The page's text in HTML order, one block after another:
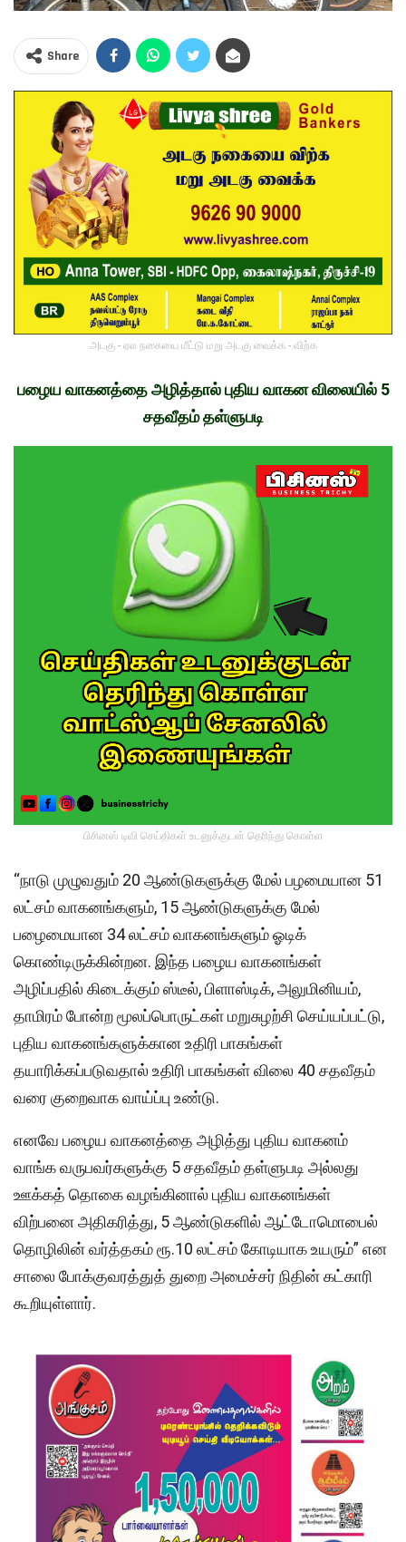
Share
அடகு - ஏல நகையை மீட்டு மறு அடகு வைக்க - விற்க
பழைய வாகனத்தை அழித்தால் புதிய வாகன விலையில் 5
சதவீதம் தள்ளுபடி
பிசினஸ் டிவி செய்திகள் உடனுக்குடன் தெரிந்து கொள்ள
“நாடு முழுவதும் 20 ஆண்டுகளுக்கு மேல் பழமையான 51
லட்சம் வாகனங்களும், 15 ஆண்டுகளுக்கு மேல்
பழைமையான 34 லட்சம் வாகனங்களும் ஓடிக்
கொண்டிருக்கின்றன. இந்த பழைய வாகனங்கள்
அழிப்பதில் கிடைக்கும் ஸ்டீல், பிளாஸ்டிக், அலுமினியம்,
தாமிரம் போன்ற மூலப்பொருட்கள் மறுசுழற்சி செய்யப்பட்டு,
புதிய வாகனங்களுக்கான உதிரி பாகங்கள்
தயாரிக்கப்படுவதால் உதிரி பாகங்கள் விலை 40 சதவீதம்
வரை குறைவாக வாய்ப்பு உண்டு.
எனவே பழைய வாகனத்தை அழித்து புதிய வாகனம்
வாங்க வருபவர்களுக்கு 5 சதவீதம் தள்ளுபடி அல்லது
ஊக்கத் தொகை வழங்கினால் புதிய வாகனங்கள்
விற்பனை அதிகரித்து, 5 ஆண்டுகளில் ஆட்டோமொபைல்
தொழிலின் வர்த்தகம் ரூ.10 லட்சம் கோடியாக உயரும்” என
சாலை போக்குவரத்துத் துறை அமைச்சர் நிதின் கட்காரி
கூறியுள்ளார்.